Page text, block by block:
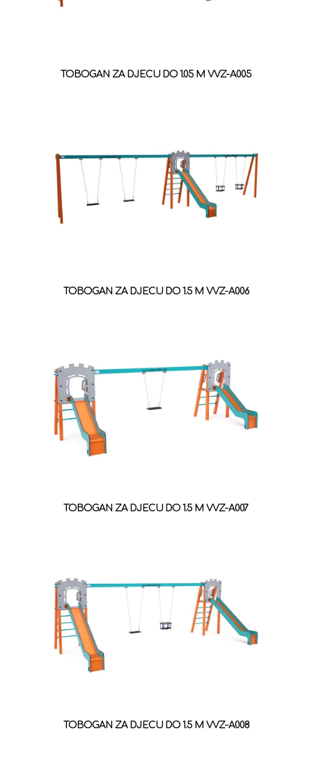
TOBOGAN ZA DJECU DO 1.05 M VVZ-A005
TOBOGAN ZA DJECU DO 1.5 M VVZ-A006
TOBOGAN ZA DJECU DO 1.5 M VVZ-A007
TOBOGAN ZA DJECU DO 1.5 M VVZ-A008